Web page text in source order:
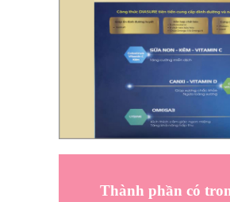
Thành phần có